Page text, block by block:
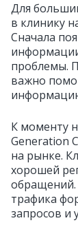
Для
в клинику
Сначала
проблемы.
важно
К моменту
Generation
на рынке.
хорошей
обращений.
трафика
запросов и